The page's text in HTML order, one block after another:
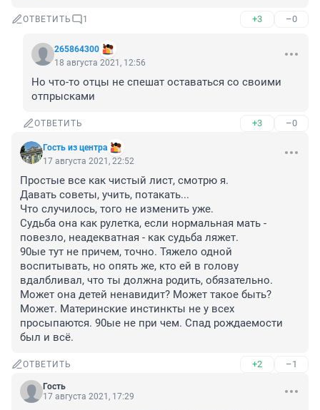
ОТВЕТИТЬ 1 +3 –0
265864300
18 августа 2021, 12:56
Но что-то отцы не спешат оставаться со своими
отпрысками
ОТВЕТИТЬ +3 –0
Гость из центра
17 августа 2021, 22:52
Простые все как чистый лист, смотрю я.
Давать советы, учить, потакать...
Что случилось, того не изменить уже.
Судьба она как рулетка, если нормальная мать -
повезло, неадекватная - как судьба ляжет.
90ые тут не причем, точно. Тяжело одной
воспитывать, но опять же, кто ей в голову
вдалбливал, что ты должна родить, обязательно.
Может она детей ненавидит? Может такое быть?
Может. Материнские инстинкты не у всех
просыпаются. 90ые не при чем. Спад рождаемости
был и всё.
ОТВЕТИТЬ +2 –1
Гость
17 августа 2021, 17:29